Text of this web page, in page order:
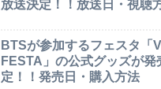
放送決定！！放送日・視聴
BTSが参加するフェスタ「
FESTA」の公式グッズが発
定！！発売日・購入方法